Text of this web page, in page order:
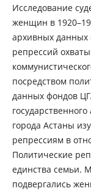
Исследование
женщин в
архивных данных
репрессий
посредством
данных фондов
города Астаны
репрессиям в
Политические
единства семьи.
подвергались